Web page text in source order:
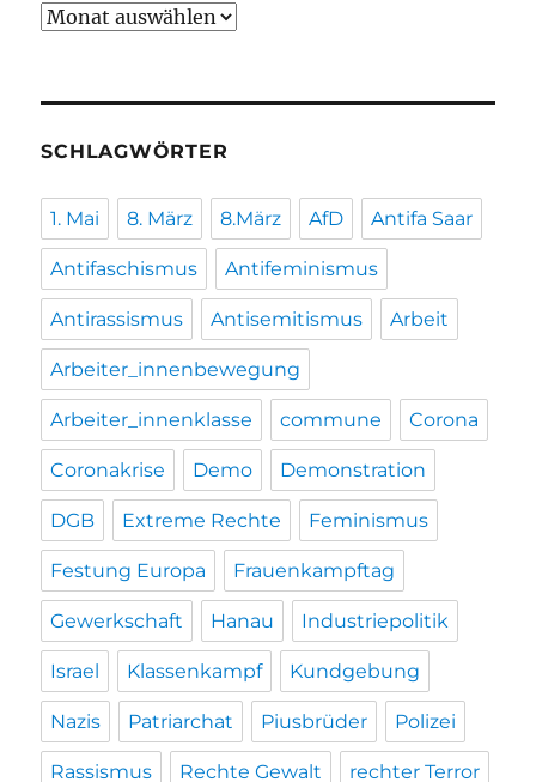
Archiv
SCHLAGWÖRTER
1. Mai 8. März 8.März AfD Antifa Saar
Antifaschismus Antifeminismus
Antirassismus Antisemitismus Arbeit
Arbeiter_innenbewegung
Arbeiter_innenklasse commune Corona
Coronakrise Demo Demonstration
DGB Extreme Rechte Feminismus
Festung Europa Frauenkampftag
Gewerkschaft Hanau Industriepolitik
Israel Klassenkampf Kundgebung
Nazis Patriarchat Piusbrüder Polizei
Rassismus Rechte Gewalt rechter Terror